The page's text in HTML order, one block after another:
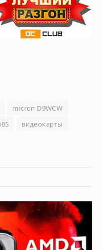
micron D9WCW
видеокарты